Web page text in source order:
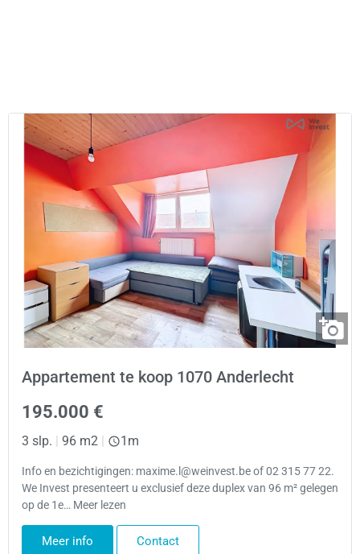
Appartement te koop 1070 Anderlecht
195.000 €
3 slp. 96 m2 1m
Info en bezichtigingen: maxime.l@weinvest.be of 02 315 77 22.
We Invest presenteert u exclusief deze duplex van 96 m² gelegen
op de 1e… Meer lezen
Meer info Contact